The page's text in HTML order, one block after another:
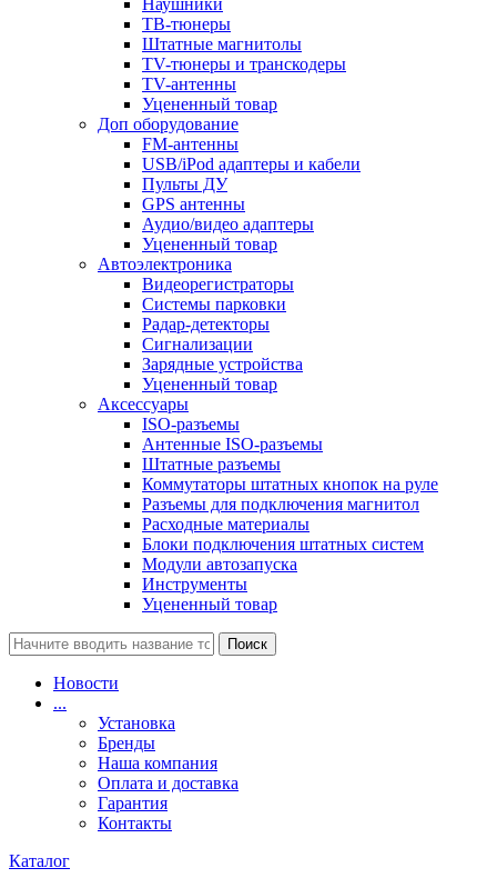
Наушники
ТВ-тюнеры
Штатные магнитолы
TV-тюнеры и транскодеры
TV-антенны
Уцененный товар
Доп оборудование
FM-антенны
USB/iPod адаптеры и кабели
Пульты ДУ
GPS антенны
Аудио/видео адаптеры
Уцененный товар
Автоэлектроника
Видеорегистраторы
Системы парковки
Радар-детекторы
Сигнализации
Зарядные устройства
Уцененный товар
Аксессуары
ISO-разъемы
Антенные ISO-разъемы
Штатные разъемы
Коммутаторы штатных кнопок на руле
Разъемы для подключения магнитол
Расходные материалы
Блоки подключения штатных систем
Модули автозапуска
Инструменты
Уцененный товар
Поиск
Новости
...
Установка
Бренды
Наша компания
Оплата и доставка
Гарантия
Контакты
Каталог